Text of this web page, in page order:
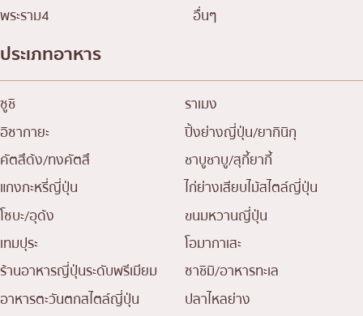
พระราม4
อื่นๆ
ประเภทอาหาร
ซูชิ
ราเมง
อิซากายะ
ปิ้งย่างญี่ปุ่น/ยากินิกุ
คัตสึด้ง/ทงคัตสึ
ชาบูชาบู/สุกี้ยากี้
แกงกะหรี่ญี่ปุ่น
ไก่ย่างเสียบไม้สไตล์ญี่ปุ่น
โซบะ/อุด้ง
ขนมหวานญี่ปุ่น
เทมปุระ
โอมากาเสะ
ร้านอาหารญี่ปุ่นระดับพรีเมียม
ซาชิมิ/อาหารทะเล
อาหารตะวันตกสไตล์ญี่ปุ่น
ปลาไหลย่าง